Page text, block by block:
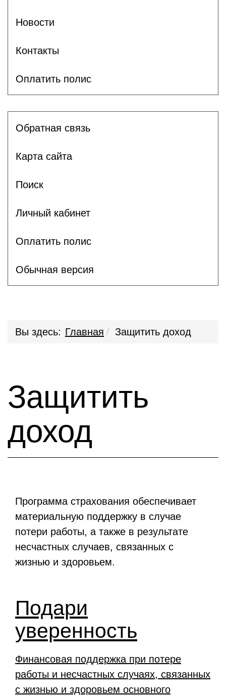
Новости
Контакты
Оплатить полис
Обратная связь
Карта сайта
Поиск
Личный кабинет
Оплатить полис
Обычная версия
Вы здесь: Главная Защитить доход
Защитить
доход
Программа страхования обеспечивает
материальную поддержку в случае
потери работы, а также в результате
несчастных случаев, связанных с
жизнью и здоровьем.
Подари
уверенность
Финансовая поддержка при потере
работы и несчастных случаях, связанных
с жизнью и здоровьем основного